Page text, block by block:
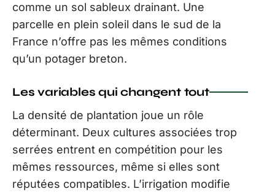
comme un sol sableux drainant. Une
parcelle en plein soleil dans le sud de la
France n’offre pas les mêmes conditions
qu’un potager breton.
Les variables qui changent tout
La densité de plantation joue un rôle
déterminant. Deux cultures associées trop
serrées entrent en compétition pour les
mêmes ressources, même si elles sont
réputées compatibles. L’irrigation modifie